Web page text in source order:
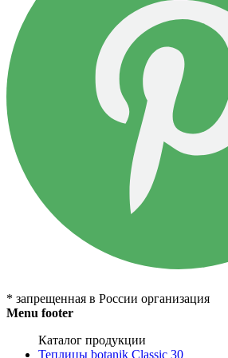
* запрещенная в России организация
Menu footer
Каталог продукции
Теплицы botanik Classic 30